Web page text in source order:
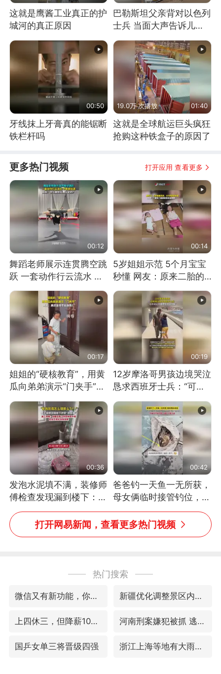
这就是鹰酱工业真正的护
城河的真正原因
巴勒斯坦父亲背对以色列
士兵 当面大声告诉儿
00:50
牙线抹上牙膏真的能锯断
铁栏杆吗
19.0万 次播放 01:40
这就是全球航运巨头疯狂
抢购这种铁盒子的原因了
更多热门视频 打开应用 查看更多
00:12
舞蹈老师展示连贯腾空跳
跃 一套动作行云流水 节
奏感拉满 网友：怎么做
到又舞又武的？
00:14
5岁姐姐示范 5个月宝宝
秒懂 网友：原来二胎的
快乐长这样
00:17
姐姐的“硬核教育”，用黄
瓜向弟弟演示“门夹手”，
网友：果然言传不如身
教！
00:19
12岁摩洛哥男孩边境哭泣
恳求西班牙士兵：“可不
可以不要把我遣返回国”
00:36
发泡水泥填不满，装修师
傅检查发现漏到楼下：出
风口未延伸到外墙
00:42
爸爸钓一天鱼一无所获，
母女俩临时接管钓位，用
玩具鱼竿钓上大鱼
打开网易新闻，查看更多热门视频
热门搜索
微信又有新功能，你可以“撤回”你的撤回了！ 新疆优化调整景区内自驾服务费
上四休三，但降薪1000元，你接受吗？ 河南刑案嫌犯被抓 逃窜时伤害多人
国乒女单三将晋级四强 浙江上海等地有大雨或暴雨